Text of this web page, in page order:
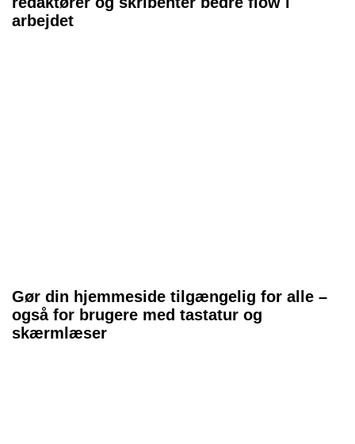
arbejdet
Gør din hjemmeside tilgængelig for alle –
også for brugere med tastatur og
skærmlæser